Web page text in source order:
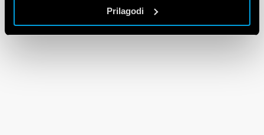
Prilagodi